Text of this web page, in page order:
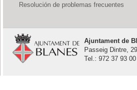
Resolución de problemas frecuentes
Ajuntament de
Passeig Dintre,
Tel.: 972 37 93